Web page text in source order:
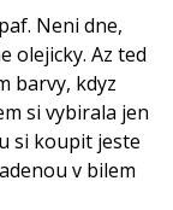
Neni dne,
olejicky. Az ted
barvy, kdyz
si vybirala jen
si koupit jeste
v bilem